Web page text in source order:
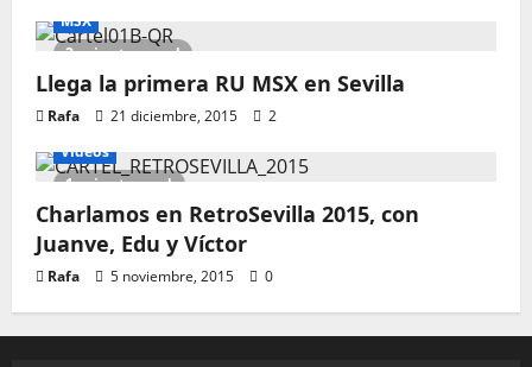
2 minutes read
MSX
Llega la primera RU MSX en Sevilla
Rafa 21 diciembre, 2015 2
1 minute read
Vídeos
Charlamos en RetroSevilla 2015, con
Juanve, Edu y Víctor
Rafa 5 noviembre, 2015 0